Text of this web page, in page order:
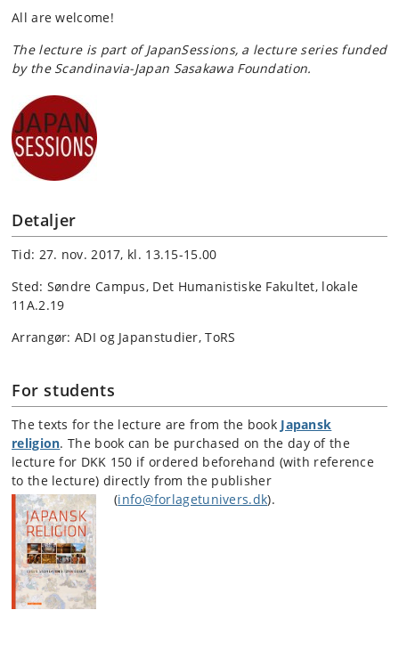
All are welcome!
The lecture is part of JapanSessions, a lecture series funded
by the Scandinavia-Japan Sasakawa Foundation.
Detaljer
Tid: 27. nov. 2017, kl. 13.15-15.00
Sted: Søndre Campus, Det Humanistiske Fakultet, lokale
11A.2.19
Arrangør: ADI og Japanstudier, ToRS
For students
The texts for the lecture are from the book Japansk
religion. The book can be purchased on the day of the
lecture for DKK 150 if ordered beforehand (with reference
to the lecture) directly from the publisher
(info@forlagetunivers.dk).